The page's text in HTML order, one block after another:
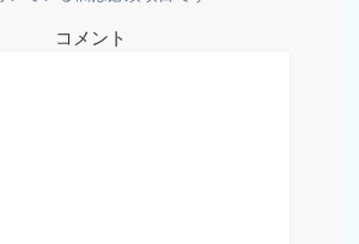
コメント